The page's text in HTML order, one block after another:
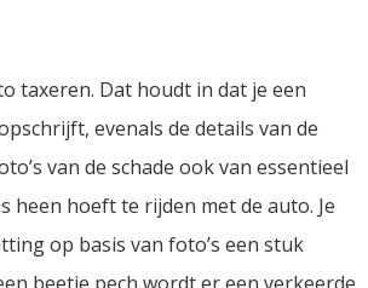
taxeren. Dat houdt in dat je een
evenals de details van de
van de schade ook van essentieel
heen hoeft te rijden met de auto. Je
op basis van foto’s een stuk